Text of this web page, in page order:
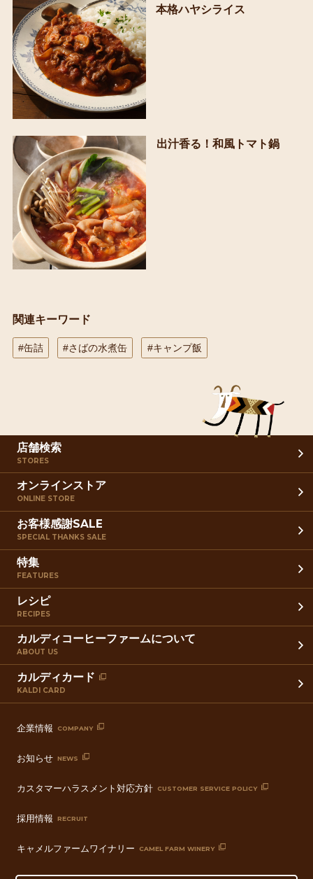
本格ハヤシライス
出汁香る！和風トマト鍋
関連キーワード
#缶詰 #さばの水煮缶 #キャンプ飯
店舗検索
STORES
オンラインストア
ONLINE STORE
お客様感謝SALE
SPECIAL THANKS SALE
特集
FEATURES
レシピ
RECIPES
カルディコーヒーファームについて
ABOUT US
カルディカード
KALDI CARD
企業情報 COMPANY
お知らせ NEWS
カスタマーハラスメント対応方針 CUSTOMER SERVICE POLICY
採用情報 RECRUIT
キャメルファームワイナリー CAMEL FARM WINERY